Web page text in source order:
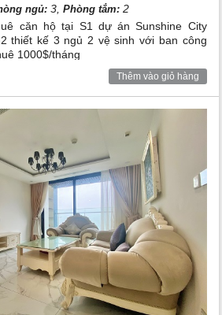
ngủ: 3,Phòng tắm: 2
căn hộ tại S1 dự án Sunshine City
thiết kế 3 ngủ 2 vệ sinh với ban công
1000$/tháng
Thêm vào giỏ hàng